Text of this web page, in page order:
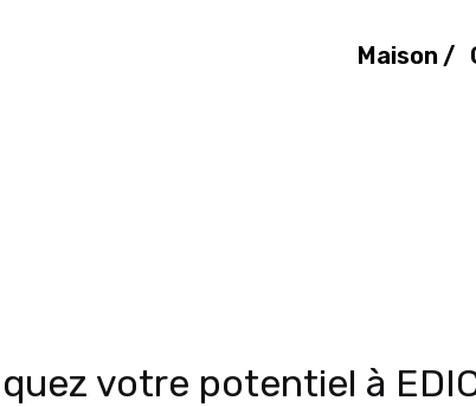
Maison /
votre potentiel à